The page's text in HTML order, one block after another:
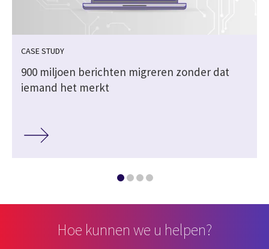
CASE STUDY
900 miljoen berichten migreren zonder dat
iemand het merkt
Hoe kunnen we u helpen?